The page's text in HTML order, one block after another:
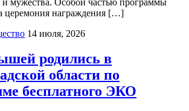
церемония награждения […]
14 июля, 2026
родились в
области по
бесплатного ЭКО